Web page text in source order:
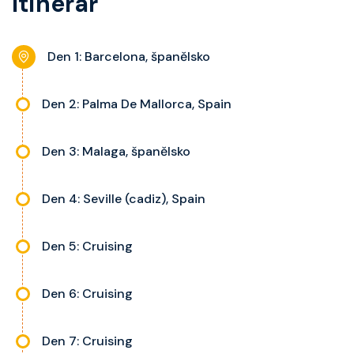
Den 1: Barcelona, španělsko
Den 2: Palma De Mallorca, Spain
Den 3: Malaga, španělsko
Den 4: Seville (cadiz), Spain
Den 5: Cruising
Den 6: Cruising
Den 7: Cruising